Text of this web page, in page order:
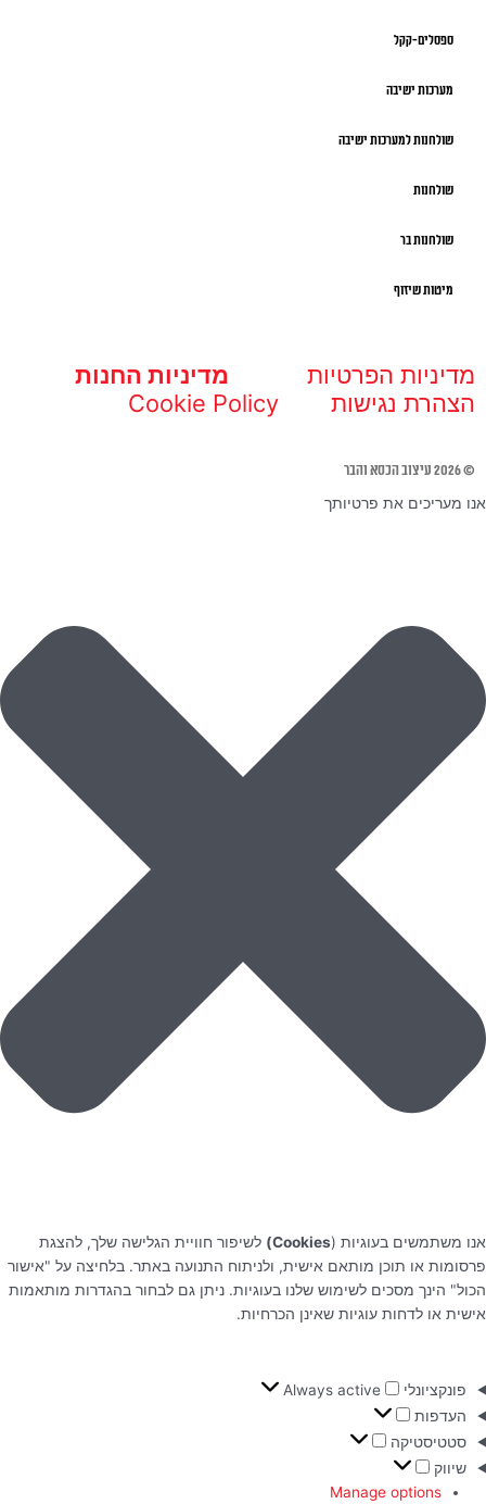
ספסלים-קקל
מערכות ישיבה
שולחנות למערכות ישיבה
שולחנות
שולחנות בר
מיטות שיזוף
מדיניות הפרטיות
מדיניות החנות
הצהרת נגישות
Cookie Policy
© 2026 עיצוב הכסא והבר
אנו מעריכים את פרטיותך
אנו משתמשים בעוגיות (Cookies)
לשיפור חוויית הגלישה שלך, להצגת
פרסומות או תוכן מותאם אישית, ולניתוח התנועה באתר. בלחיצה על "אישור
הכול" הינך מסכים לשימוש שלנו בעוגיות. ניתן גם לבחור בהגדרות מותאמות
אישית או לדחות עוגיות שאינן הכרחיות.
פונקציונלי
Always active
העדפות
סטטיסטיקה
שיווק
Manage options